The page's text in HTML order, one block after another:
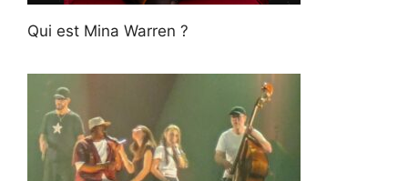
Qui est Mina Warren ?